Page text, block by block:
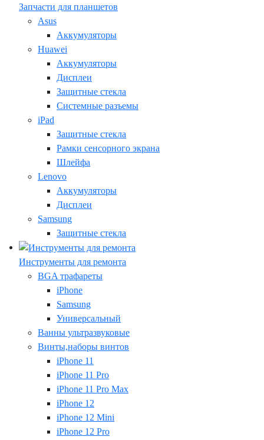
Запчасти для планшетов
Asus
Аккумуляторы
Huawei
Аккумуляторы
Дисплеи
Защитные стекла
Системные разъемы
iPad
Защитные стекла
Рамки сенсорного экрана
Шлейфа
Lenovo
Аккумуляторы
Дисплеи
Samsung
Защитные стекла
Инструменты для ремонта
BGA трафареты
iPhone
Samsung
Универсальный
Ванны ультразвуковые
Винты,наборы винтов
iPhone 11
iPhone 11 Pro
iPhone 11 Pro Max
iPhone 12
iPhone 12 Mini
iPhone 12 Pro